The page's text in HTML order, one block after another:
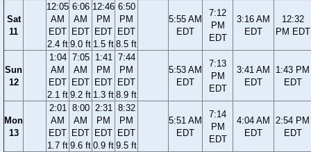
Sat
11
12:05
AM
EDT
2.4 ft
6:06
AM
EDT
9.0 ft
12:46
PM
EDT
1.5 ft
6:50
PM
EDT
8.5 ft
5:55 AM
EDT
7:12
PM
EDT
3:16 AM
EDT
12:32
PM EDT
Sun
12
1:04
AM
EDT
2.1 ft
7:05
AM
EDT
9.2 ft
1:41
PM
EDT
1.3 ft
7:44
PM
EDT
8.9 ft
5:53 AM
EDT
7:13
PM
EDT
3:41 AM
EDT
1:43 PM
EDT
Mon
13
2:01
AM
EDT
1.7 ft
8:00
AM
EDT
9.6 ft
2:31
PM
EDT
0.9 ft
8:32
PM
EDT
9.5 ft
5:51 AM
EDT
7:14
PM
EDT
4:04 AM
EDT
2:54 PM
EDT